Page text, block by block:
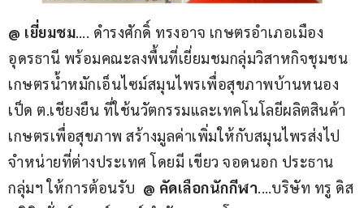
@ เยี่ยมชม…. ดำรงศักดิ์ ทรงอาจ เกษตรอำเภอเมือง
อุดรธานี พร้อมคณะลงพื้นที่เยี่ยมชมกลุ่มวิสาหกิจชุมชน
เกษตรน้ำหมักเอ็นไซม์สมุนไพรเพื่อสุขภาพบ้านหนอง
เป็ด ต.เชียงยืน ที่ใช้นวัตกรรมและเทคโนโลยีผลิตสินค้า
เกษตรเพื่อสุขภาพ สร้างมูลค่าเพิ่มให้กับสมุนไพรส่งไป
จำหน่ายที่ต่างประเทศ โดยมี เขียว จอดนอก ประธาน
กลุ่มฯ ให้การต้อนรับ @ คัดเลือกนักกีฬา.…บริษัท ทรู ดิส